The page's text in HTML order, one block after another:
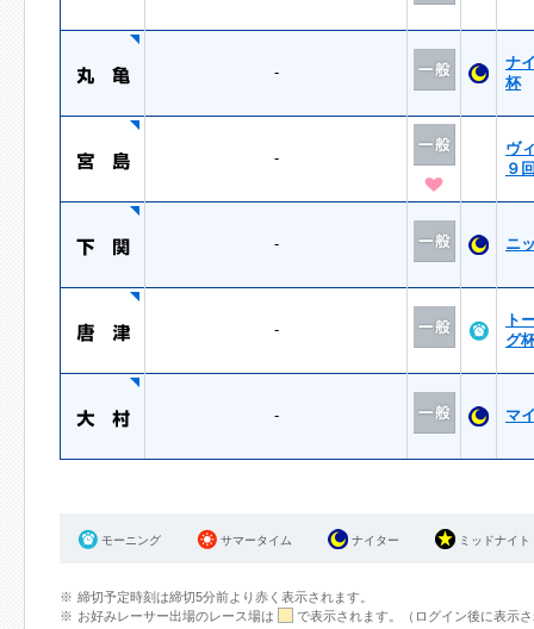
-
ナ
杯
-
ヴ
９
- ニ
-
ト
グ
- マ
モーニング サマータイム ナイター ミッドナイト
締切予定時刻は締切5分前より赤く表示されます。
お好みレーサー出場のレース場は
で表示されます。（ログイン後に表示